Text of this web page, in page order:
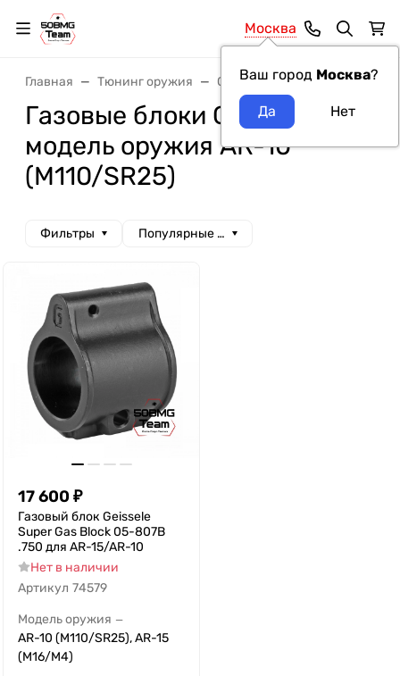
Москва
Ваш город Москва?
Главная Тюнинг оружия Системы газоотвода
Газовые блоки Geissele
модель оружия AR-10
(M110/SR25)
Фильтры Популярные сначала
17 600 ₽
Газовый блок Geissele
Super Gas Block 05-807B
.750 для AR-15/AR-10
Нет в наличии
Артикул 74579
Модель оружия —
AR-10 (M110/SR25), AR-15
(M16/M4)